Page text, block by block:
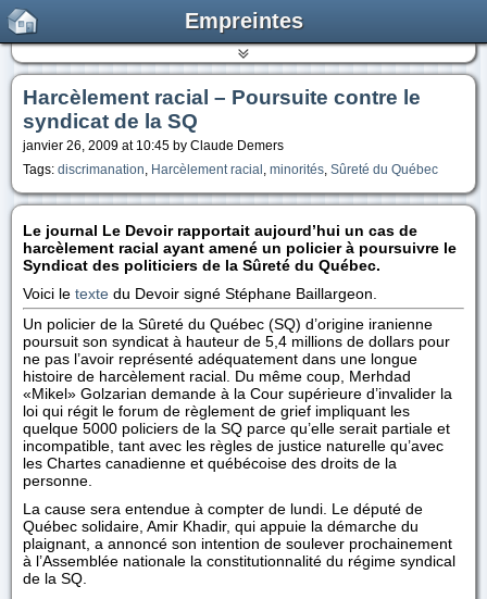
Empreintes
Harcèlement racial – Poursuite contre le
syndicat de la SQ
janvier 26, 2009 at 10:45 by Claude Demers
Tags: discrimanation Harcèlement racial minorités Sûreté du Québec
Le journal Le Devoir rapportait aujourd’hui un cas de
harcèlement racial ayant amené un policier à poursuivre le
Syndicat des politiciers de la Sûreté du Québec.
Voici le texte du Devoir signé Stéphane Baillargeon.
Un policier de la Sûreté du Québec (SQ) d’origine iranienne
poursuit son syndicat à hauteur de 5,4 millions de dollars pour
ne pas l’avoir représenté adéquatement dans une longue
histoire de harcèlement racial. Du même coup, Merhdad
«Mikel» Golzarian demande à la Cour supérieure d’invalider la
loi qui régit le forum de règlement de grief impliquant les
quelque 5000 policiers de la SQ parce qu’elle serait partiale et
incompatible, tant avec les règles de justice naturelle qu’avec
les Chartes canadienne et québécoise des droits de la
personne.
La cause sera entendue à compter de lundi. Le député de
Québec solidaire, Amir Khadir, qui appuie la démarche du
plaignant, a annoncé son intention de soulever prochainement
à l’Assemblée nationale la constitutionnalité du régime syndical
de la SQ.